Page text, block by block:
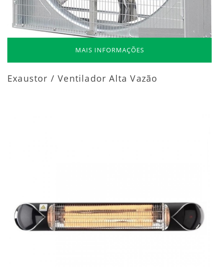
MAIS INFORMAÇÕES
Exaustor / Ventilador Alta Vazão